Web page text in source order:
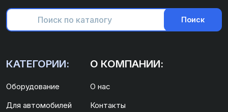
Поиск
КАТЕГОРИИ:
Оборудование
Для автомобилей
О КОМПАНИИ:
О нас
Контакты